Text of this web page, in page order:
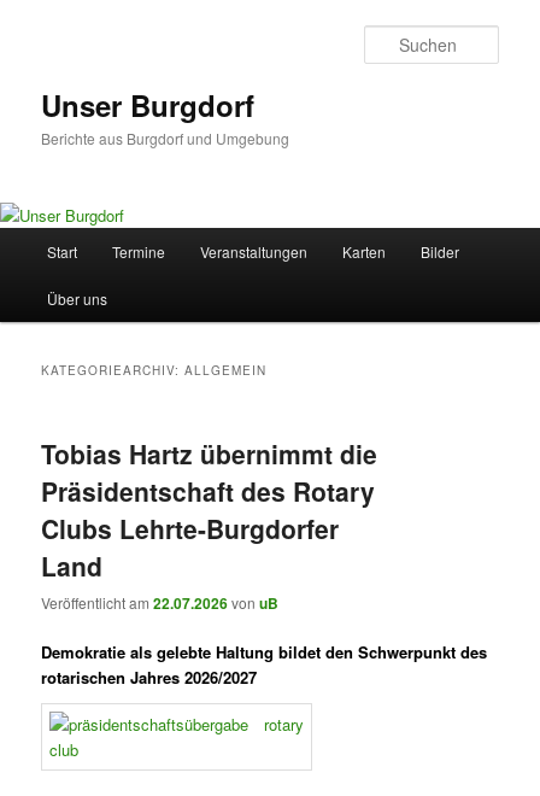
Unser Burgdorf
Berichte aus Burgdorf und Umgebung
Start Termine Veranstaltungen Karten Bilder
Über uns
KATEGORIEARCHIV:ALLGEMEIN
Tobias Hartz übernimmt die
Präsidentschaft des Rotary
Clubs Lehrte-Burgdorfer
Land
Veröffentlicht am22.07.2026vonuB
Demokratie als gelebte Haltung bildet den Schwerpunkt des
rotarischen Jahres 2026/2027